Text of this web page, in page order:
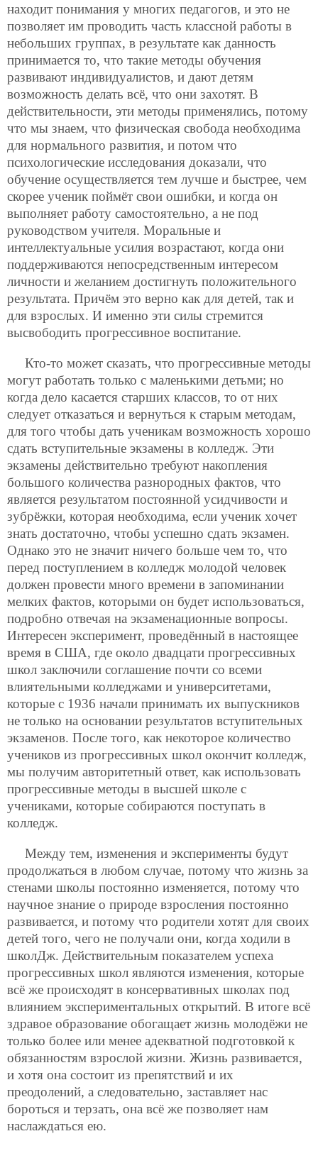
находит понимания у многих педагогов, и это не
позволяет им проводить часть классной работы в
небольших группах, в результате как данность
принимается то, что такие методы обучения
развивают индивидуалистов, и дают детям
возможность делать всё, что они захотят. В
действительности, эти методы применялись, потому
что мы знаем, что физическая свобода необходима
для нормального развития, и потом что
психологические исследования доказали, что
обучение осуществляется тем лучше и быстрее, чем
скорее ученик поймёт свои ошибки, и когда он
выполняет работу самостоятельно, а не под
руководством учителя. Моральные и
интеллектуальные усилия возрастают, когда они
поддерживаются непосредственным интересом
личности и желанием достигнуть положительного
результата. Причём это верно как для детей, так и
для взрослых. И именно эти силы стремится
высвободить прогрессивное воспитание.
Кто-то может сказать, что прогрессивные методы
могут работать только с маленькими детьми; но
когда дело касается старших классов, то от них
следует отказаться и вернуться к старым методам,
для того чтобы дать ученикам возможность хорошо
сдать вступительные экзамены в колледж. Эти
экзамены действительно требуют накопления
большого количества разнородных фактов, что
является результатом постоянной усидчивости и
зубрёжки, которая необходима, если ученик хочет
знать достаточно, чтобы успешно сдать экзамен.
Однако это не значит ничего больше чем то, что
перед поступлением в колледж молодой человек
должен провести много времени в запоминании
мелких фактов, которыми он будет использоваться,
подробно отвечая на экзаменационные вопросы.
Интересен эксперимент, проведённый в настоящее
время в США, где около двадцати прогрессивных
школ заключили соглашение почти со всеми
влиятельными колледжами и университетами,
которые с 1936 начали принимать их выпускников
не только на основании результатов вступительных
экзаменов. После того, как некоторое количество
учеников из прогрессивных школ окончит колледж,
мы получим авторитетный ответ, как использовать
прогрессивные методы в высшей школе с
учениками, которые собираются поступать в
колледж.
Между тем, изменения и эксперименты будут
продолжаться в любом случае, потому что жизнь за
стенами школы постоянно изменяется, потому что
научное знание о природе взросления постоянно
развивается, и потому что родители хотят для своих
детей того, чего не получали они, когда ходили в
школДж. Действительным показателем успеха
прогрессивных школ являются изменения, которые
всё же происходят в консервативных школах под
влиянием экспериментальных открытий. В итоге всё
здравое образование обогащает жизнь молодёжи не
только более или менее адекватной подготовкой к
обязанностям взрослой жизни. Жизнь развивается,
и хотя она состоит из препятствий и их
преодолений, а следовательно, заставляет нас
бороться и терзать, она всё же позволяет нам
наслаждаться ею.